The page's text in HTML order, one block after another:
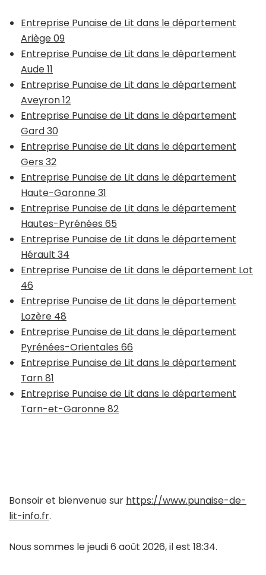
Entreprise Punaise de Lit dans le département
Ariège 09
Entreprise Punaise de Lit dans le département
Aude 11
Entreprise Punaise de Lit dans le département
Aveyron 12
Entreprise Punaise de Lit dans le département
Gard 30
Entreprise Punaise de Lit dans le département
Gers 32
Entreprise Punaise de Lit dans le département
Haute-Garonne 31
Entreprise Punaise de Lit dans le département
Hautes-Pyrénées 65
Entreprise Punaise de Lit dans le département
Hérault 34
Entreprise Punaise de Lit dans le département Lot
46
Entreprise Punaise de Lit dans le département
Lozère 48
Entreprise Punaise de Lit dans le département
Pyrénées-Orientales 66
Entreprise Punaise de Lit dans le département
Tarn 81
Entreprise Punaise de Lit dans le département
Tarn-et-Garonne 82
Bonsoir et bienvenue sur https://www.punaise-de-
lit-info.fr.
Nous sommes le jeudi 6 août 2026, il est 18:34.